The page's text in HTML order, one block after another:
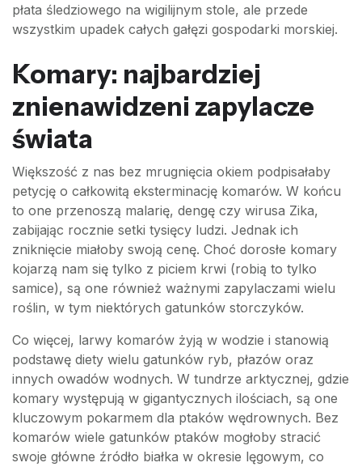
płata śledziowego na wigilijnym stole, ale przede
wszystkim upadek całych gałęzi gospodarki morskiej.
Komary: najbardziej
znienawidzeni zapylacze
świata
Większość z nas bez mrugnięcia okiem podpisałaby
petycję o całkowitą eksterminację komarów. W końcu
to one przenoszą malarię, dengę czy wirusa Zika,
zabijając rocznie setki tysięcy ludzi. Jednak ich
zniknięcie miałoby swoją cenę. Choć dorosłe komary
kojarzą nam się tylko z piciem krwi (robią to tylko
samice), są one również ważnymi zapylaczami wielu
roślin, w tym niektórych gatunków storczyków.
Co więcej, larwy komarów żyją w wodzie i stanowią
podstawę diety wielu gatunków ryb, płazów oraz
innych owadów wodnych. W tundrze arktycznej, gdzie
komary występują w gigantycznych ilościach, są one
kluczowym pokarmem dla ptaków wędrownych. Bez
komarów wiele gatunków ptaków mogłoby stracić
swoje główne źródło białka w okresie lęgowym, co